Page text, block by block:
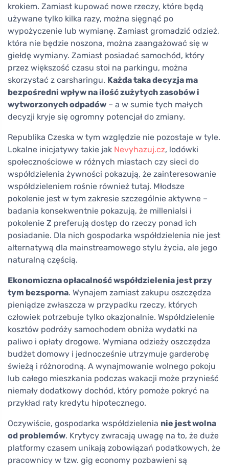
krokiem. Zamiast kupować nowe rzeczy, które będą
używane tylko kilka razy, można sięgnąć po
wypożyczenie lub wymianę. Zamiast gromadzić odzież,
która nie będzie noszona, można zaangażować się w
giełdę wymiany. Zamiast posiadać samochód, który
przez większość czasu stoi na parkingu, można
skorzystać z carsharingu. Każda taka decyzja ma
bezpośredni wpływ na ilość zużytych zasobów i
wytworzonych odpadów – a w sumie tych małych
decyzji kryje się ogromny potencjał do zmiany.
Republika Czeska w tym względzie nie pozostaje w tyle.
Lokalne inicjatywy takie jak Nevyhazuj.cz, lodówki
społecznościowe w różnych miastach czy sieci do
współdzielenia żywności pokazują, że zainteresowanie
współdzieleniem rośnie również tutaj. Młodsze
pokolenie jest w tym zakresie szczególnie aktywne –
badania konsekwentnie pokazują, że millenialsi i
pokolenie Z preferują dostęp do rzeczy ponad ich
posiadanie. Dla nich gospodarka współdzielenia nie jest
alternatywą dla mainstreamowego stylu życia, ale jego
naturalną częścią.
Ekonomiczna opłacalność współdzielenia jest przy
tym bezsporna. Wynajem zamiast zakupu oszczędza
pieniądze zwłaszcza w przypadku rzeczy, których
człowiek potrzebuje tylko okazjonalnie. Współdzielenie
kosztów podróży samochodem obniża wydatki na
paliwo i opłaty drogowe. Wymiana odzieży oszczędza
budżet domowy i jednocześnie utrzymuje garderobę
świeżą i różnorodną. A wynajmowanie wolnego pokoju
lub całego mieszkania podczas wakacji może przynieść
niemały dodatkowy dochód, który pomoże pokryć na
przykład raty kredytu hipotecznego.
Oczywiście, gospodarka współdzielenia nie jest wolna
od problemów. Krytycy zwracają uwagę na to, że duże
platformy czasem unikają zobowiązań podatkowych, że
pracownicy w tzw. gig economy pozbawieni są